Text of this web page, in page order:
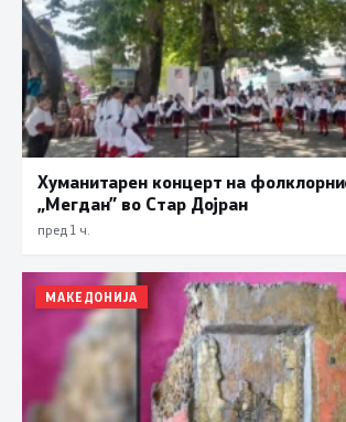
Хуманитарен концерт на
„Мегдан” во Стар Дојран
пред 1 ч.
МАКЕДОНИЈА